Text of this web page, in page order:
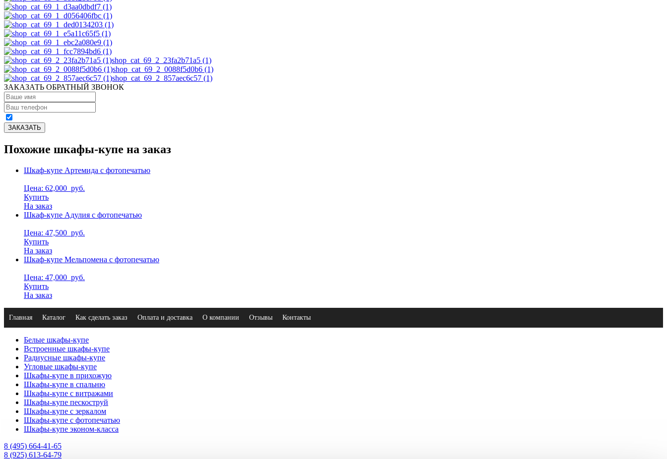
shop_cat_69_2_23fa2b71a5 (1)
shop_cat_69_2_0088f5d0b6 (1)
shop_cat_69_2_857aec6c57 (1)
ЗАКАЗАТЬ ОБРАТНЫЙ ЗВОНОК
Похожие шкафы-купе на заказ
Шкаф-купе Артемида с фотопечатью
Цена: 62,000 руб.
Купить
На заказ
Шкаф-купе Адулия с фотопечатью
Цена: 47,500 руб.
Купить
На заказ
Шкаф-купе Мельпомена с фотопечатью
Цена: 47,000 руб.
Купить
На заказ
Главная Каталог Как сделать заказ Оплата и доставка О компании Отзывы Контакты
Белые шкафы-купе
Встроенные шкафы-купе
Радиусные шкафы-купе
Угловые шкафы-купе
Шкафы-купе в прихожую
Шкафы-купе в спальню
Шкафы-купе с витражами
Шкафы-купе пескоструй
Шкафы-купе с зеркалом
Шкафы-купе с фотопечатью
Шкафы-купе эконом-класса
8 (495) 664-41-65
8 (925) 613-64-79